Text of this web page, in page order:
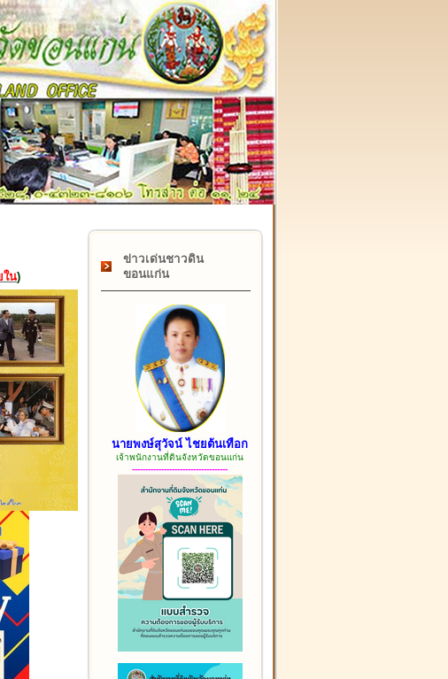
๑๗ กุมภาพันธ์ "วันคล้ายวันสถาปนากรมที่ดิน" ครบรอบ ๑๒
ใน)
ข่าวเด่นชาวดิน
ขอนแก่น
นายพงษ์สุวัจน์ ไชยต้นเทือก
เจ้าพนักงานที่ดินจังหวัดขอนแก่น
------------------------------------